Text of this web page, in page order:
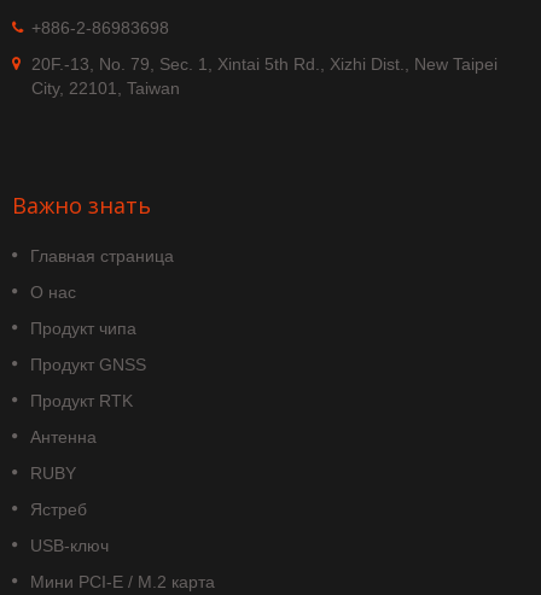
+886-2-86983698
20F.-13, No. 79, Sec. 1, Xintai 5th Rd., Xizhi Dist., New Taipei
City, 22101, Taiwan
Важно знать
Главная страница
О нас
Продукт чипа
Продукт GNSS
Продукт RTK
Антенна
RUBY
Ястреб
USB-ключ
Мини PCI-E / M.2 карта